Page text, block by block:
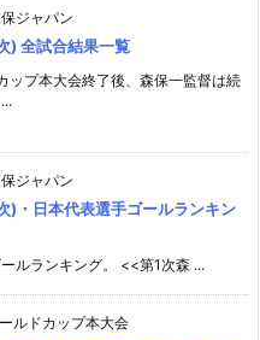
ジャパン
) 全試合結果一覧
ップ本大会終了後、森保一監督は続
ジャパン
)・日本代表選手ゴールランキン
ルランキング。 <<第1次森 ...
ルドカップ本大会